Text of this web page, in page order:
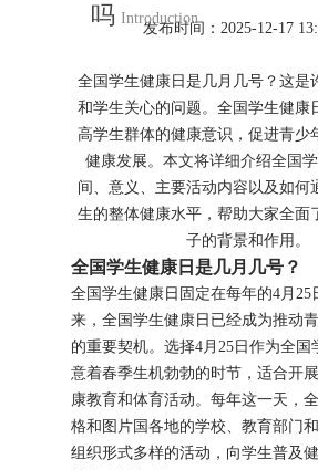
吗 Introduction
发布时间：2025-12-17
全国学生健康日是几月几号？这是
和学生关心的问题。全国学生健康
高学生群体的健康意识，促进青少
健康发展。本文将详细介绍全国
间、意义、主要活动内容以及如何
生的整体健康水平，帮助大家全面
子的背景和作用。
全国学生健康日是几月几号？
全国学生健康日固定在每年的4月25
来，全国学生健康日已经成为推动
的重要契机。选择4月25日作为全国
意着春季生机勃勃的时节，适合开
康教育和体育活动。每年这一天，
格和图片国各地的学校、教育部门
组织形式多样的活动，向学生普及